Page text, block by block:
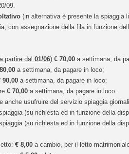
09.
(in alternativa è presente la spiaggia
con assegnazione della fila in funzione
partire dal 01/06) € 70,00a settimana, da
80,00a settimana, da pagare in loco;
90,00a settimana, da pagare in loco;
€ 70,00a settimana, da pagare in loco.
anche usufruire del servizio spiaggia
(su richiesta ed in funzione della
(su richiesta ed in funzione della
€ 8,00a cambio, per il letto